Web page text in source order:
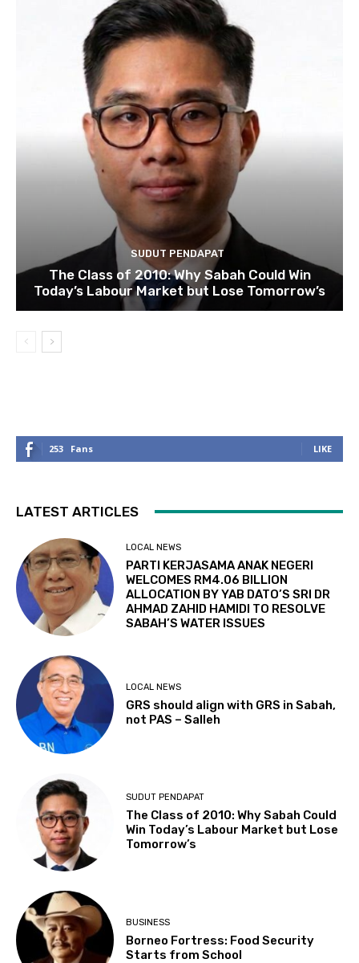
SUDUT PENDAPAT
The Class of 2010: Why Sabah Could Win
Today’s Labour Market but Lose Tomorrow’s
253 Fans LIKE
LATEST ARTICLES
LOCAL NEWS
PARTI KERJASAMA ANAK NEGERI
WELCOMES RM4.06 BILLION
ALLOCATION BY YAB DATO’S SRI DR
AHMAD ZAHID HAMIDI TO RESOLVE
SABAH’S WATER ISSUES
LOCAL NEWS
GRS should align with GRS in Sabah,
not PAS – Salleh
SUDUT PENDAPAT
The Class of 2010: Why Sabah Could
Win Today’s Labour Market but Lose
Tomorrow’s
BUSINESS
Borneo Fortress: Food Security
Starts from School